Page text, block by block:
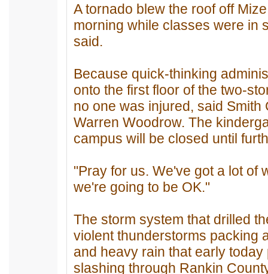
A tornado blew the roof off
morning while classes were in
said.
Because quick-thinking
onto the first floor of the two-
no one was injured, said
Warren Woodrow. The
campus will be closed until
"Pray for us. We've got a lot of
we're going to be OK."
The storm system that drilled
violent thunderstorms packing
and heavy rain that early
slashing through Rankin